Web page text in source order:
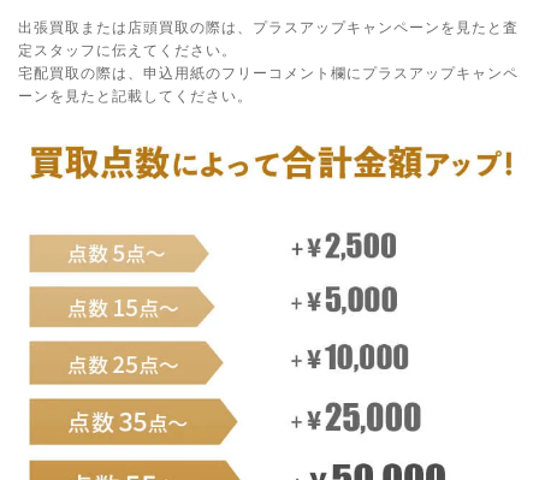
出張買取または店頭買取の際は、プラスアップキャンペーンを見たと査
定スタッフに伝えてください。
宅配買取の際は、申込用紙のフリーコメント欄にプラスアップキャンペ
ーンを見たと記載してください。